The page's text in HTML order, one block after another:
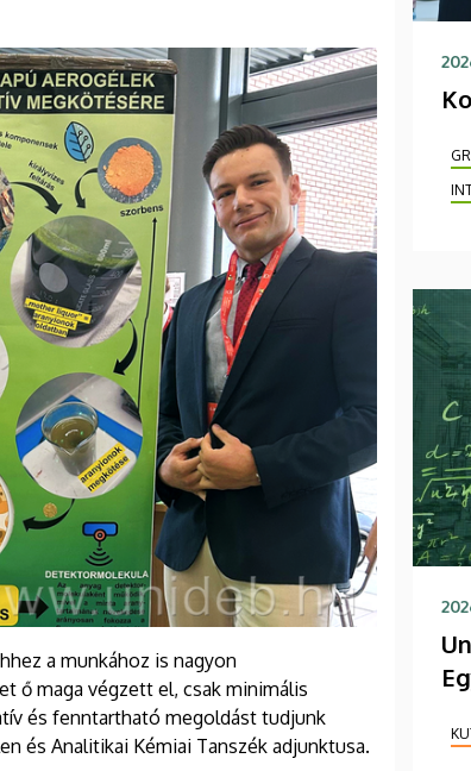
a munkához is nagyon
ő maga végzett el, csak minimális
és fenntartható megoldást tudjunk
és Analitikai Kémiai Tanszék adjunktusa.